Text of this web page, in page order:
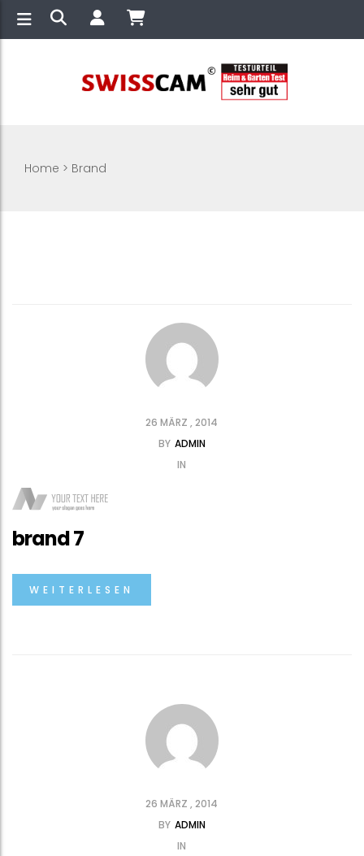
Home > Brand
26 MÄRZ , 2014
BY ADMIN
IN
brand 7
WEITERLESEN
26 MÄRZ , 2014
BY ADMIN
IN